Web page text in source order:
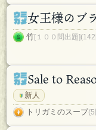
女王様のブ
竹[１００問出題
Sale to
新人
トリガミのスープ